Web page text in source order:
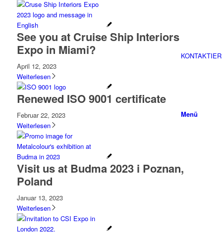
Menü
See you at Cruise Ship Interiors
Expo in Miami?
April 12, 2023
Weiterlesen
Renewed ISO 9001 certificate
Februar 22, 2023
Weiterlesen
Visit us at Budma 2023 i Poznan,
Poland
Januar 13, 2023
Weiterlesen